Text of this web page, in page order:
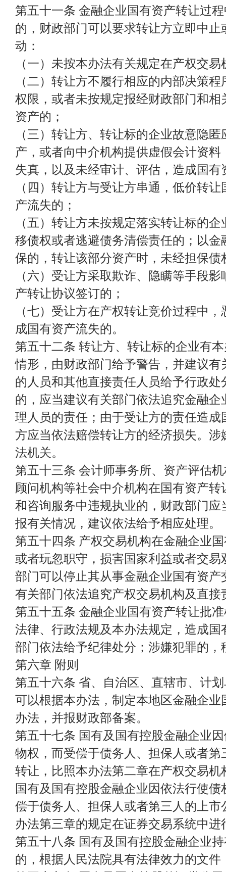
第五十一条 金融企业国有资产转让过
的，财政部门可以要求转让方立即中
动：
（一）未按本办法有关规定在产权交
（二）转让方不履行相应的内部决策
权限，或者未按规定报经财政部门和
资产的；
（三）转让方、转让标的企业故意隐
产，或者向中介机构提供虚假会计资
失真，以及未经审计、评估，造成国有
（四）转让方与受让方串通，低价转
产流失的；
（五）转让方未按规定落实转让标的
移债权或者逃避债务清偿责任的；以
保的，转让该部分资产时，未经担保债
（六）受让方采取欺诈、隐瞒等手段
产转让协议签订的；
（七）受让方在产权转让竞价过程中
成国有资产流失的。
第五十二条 转让方、转让标的企业有
情形，由财政部门给予警告，并建议
的人员和其他直接责任人员给予行政
的，应当建议有关部门依法追究金融
理人员的责任；由于受让方的责任造
方应当依法赔偿转让方的经济损失。
法机关。
第五十三条 会计师事务所、资产评估
顾问机构等社会中介机构在国有资产
和咨询服务中违规执业的，财政部门
报有关情况，建议依法给予相应处理。
第五十四条 产权交易机构在金融企业
或者玩忽职守，损害国家利益或者交
部门可以停止其从事金融企业国有资
有关部门依法追究产权交易机构及直接
第五十五条 金融企业国有资产转让批
法律、行政法规及本办法规定，造成
部门依法给予纪律处分；涉嫌犯罪的，
第六章 附则
第五十六条 省、自治区、直辖市、计
可以根据本办法，制定本地区金融企
办法，并报财政部备案。
第五十七条 国有及国有控股金融企业
物权，而受偿于债务人、担保人或者
转让，比照本办法第二章在产权交易机
国有及国有控股金融企业因依法行使
偿于债务人、担保人或者第三人的上
办法第三章的规定在证券交易系统中进
第五十八条 国有及国有控股金融企业
的，根据人民法院具有法律效力的文